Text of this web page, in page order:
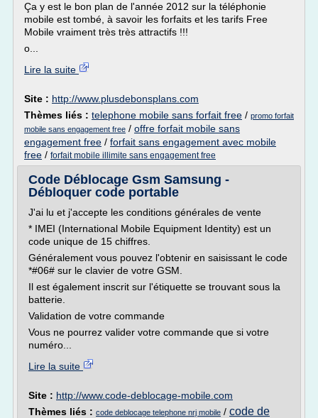
Ça y est le bon plan de l'année 2012 sur la téléphonie
mobile est tombé, à savoir les forfaits et les tarifs Free
Mobile vraiment très très attractifs !!!
o...
Lire la suite
Site : http://www.plusdebonsplans.com
Thèmes liés : telephone mobile sans forfait free / promo forfait
mobile sans engagement free / offre forfait mobile sans
engagement free / forfait sans engagement avec mobile
free / forfait mobile illimite sans engagement free
Code Déblocage Gsm Samsung -
Débloquer code portable
J'ai lu et j'accepte les conditions générales de vente
* IMEI (International Mobile Equipment Identity) est un
code unique de 15 chiffres.
Généralement vous pouvez l'obtenir en saisissant le code
*#06# sur le clavier de votre GSM.
Il est également inscrit sur l'étiquette se trouvant sous la
batterie.
Validation de votre commande
Vous ne pourrez valider votre commande que si votre
numéro...
Lire la suite
Site : http://www.code-deblocage-mobile.com
Thèmes liés : code deblocage telephone nrj mobile / code de